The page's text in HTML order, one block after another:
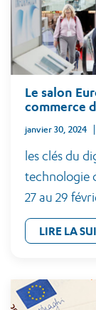
Le salon
commerce
janvier 30, 2024
les clés du
technologie
27 au 29
LIRE LA